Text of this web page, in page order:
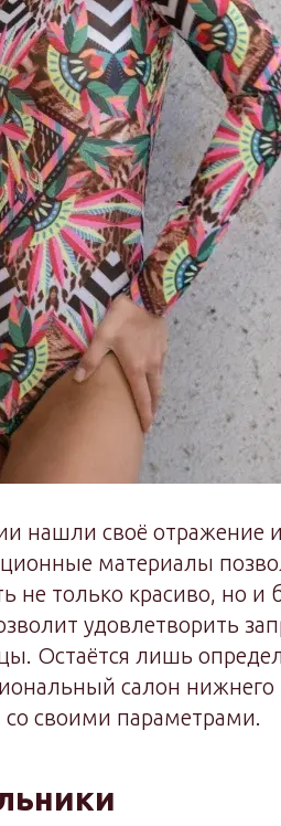
нашли своё отражение
материалы
не только красиво, но и
удовлетворить
Остаётся лишь
салон
со своими параметрами.